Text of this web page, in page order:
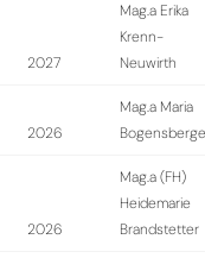
2027
Mag.a Erika
Krenn-
Neuwirth
2026
Mag.a Maria
2026
Mag.a (FH)
Heidemarie
Brandstetter